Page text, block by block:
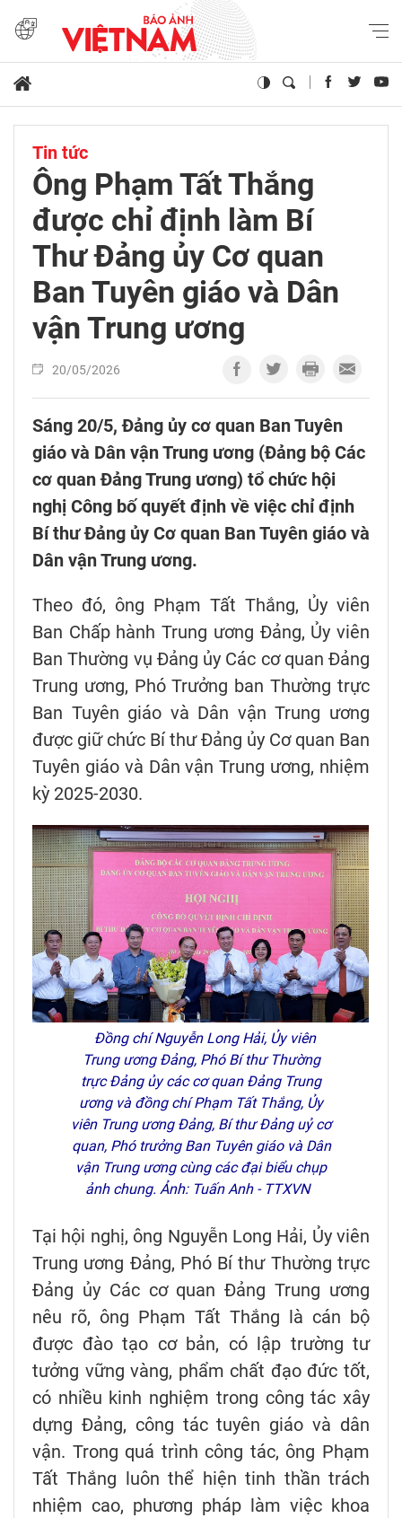
Tin tức
Ông Phạm Tất Thắng
được chỉ định làm Bí
Thư Đảng ủy Cơ quan
Ban Tuyên giáo và Dân
vận Trung ương
20/05/2026
Sáng 20/5, Đảng ủy cơ quan Ban Tuyên
giáo và Dân vận Trung ương (Đảng bộ Các
cơ quan Đảng Trung ương) tổ chức hội
nghị Công bố quyết định về việc chỉ định
Bí thư Đảng ủy Cơ quan Ban Tuyên giáo và
Dân vận Trung ương.
Theo đó, ông Phạm Tất Thắng, Ủy viên
Ban Chấp hành Trung ương Đảng, Ủy viên
Ban Thường vụ Đảng ủy Các cơ quan Đảng
Trung ương, Phó Trưởng ban Thường trực
Ban Tuyên giáo và Dân vận Trung ương
được giữ chức Bí thư Đảng ủy Cơ quan Ban
Tuyên giáo và Dân vận Trung ương, nhiệm
kỳ 2025-2030.
Đồng chí Nguyễn Long Hải, Ủy viên
Trung ương Đảng, Phó Bí thư Thường
trực Đảng ủy các cơ quan Đảng Trung
ương và đồng chí Phạm Tất Thắng, Ủy
viên Trung ương Đảng, Bí thư Đảng uỷ cơ
quan, Phó trưởng Ban Tuyên giáo và Dân
vận Trung ương cùng các đại biểu chụp
ảnh chung. Ảnh: Tuấn Anh - TTXVN
Tại hội nghị, ông Nguyễn Long Hải, Ủy viên
Trung ương Đảng, Phó Bí thư Thường trực
Đảng ủy Các cơ quan Đảng Trung ương
nêu rõ, ông Phạm Tất Thắng là cán bộ
được đào tạo cơ bản, có lập trường tư
tưởng vững vàng, phẩm chất đạo đức tốt,
có nhiều kinh nghiệm trong công tác xây
dựng Đảng, công tác tuyên giáo và dân
vận. Trong quá trình công tác, ông Phạm
Tất Thắng luôn thể hiện tinh thần trách
nhiệm cao, phương pháp làm việc khoa